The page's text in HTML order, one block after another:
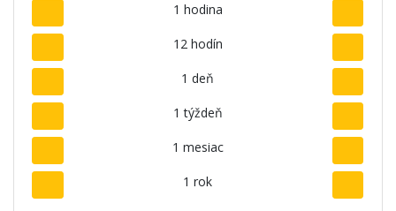
1 hodina
12 hodín
1 deň
1 týždeň
1 mesiac
1 rok